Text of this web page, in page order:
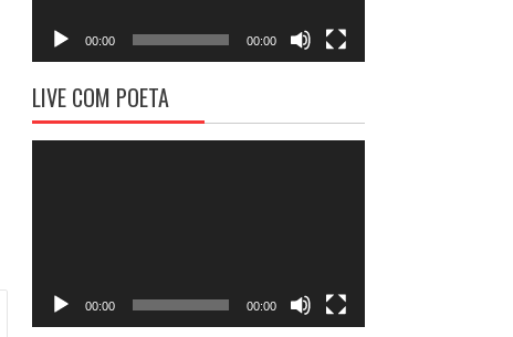
00:00 00:00
LIVE COM POETA
00:00 00:00